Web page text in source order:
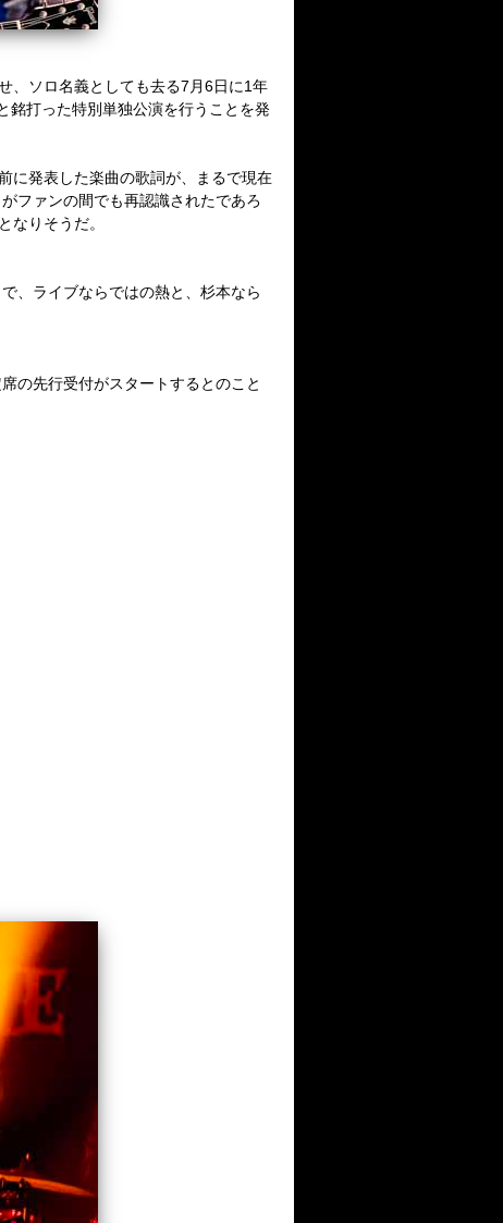
、ソロ名義としても去る7 月6日に1年
銘打った特別単独公演を行うことを発
に発表した楽曲の歌詞が、まるで現在
ファンの間でも再認識されたであろ
なりそうだ。
、ライブならではの熱と、杉本なら
の先行受付がスタートするとのこと